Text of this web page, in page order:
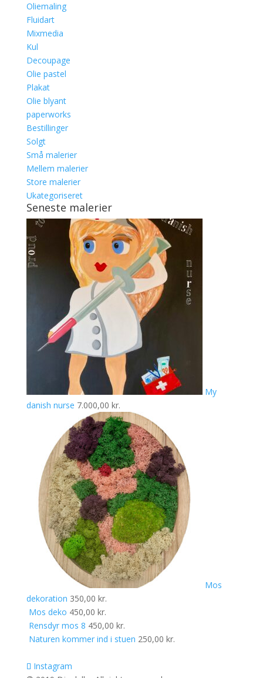
Oliemaling
Fluidart
Mixmedia
Kul
Decoupage
Olie pastel
Plakat
Olie blyant
paperworks
Bestillinger
Solgt
Små malerier
Mellem malerier
Store malerier
Ukategoriseret
Seneste malerier
My
danish nurse 7.000,00 kr.
Mos
dekoration 350,00 kr.
Mos deko 450,00 kr.
Rensdyr mos 8 450,00 kr.
Naturen kommer ind i stuen 250,00 kr.
Instagram